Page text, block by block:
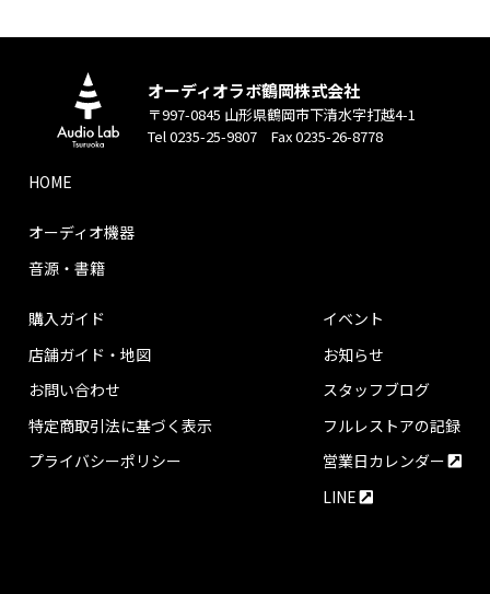
オーディオラボ鶴岡株式会社
〒997-0845 山形県鶴岡市下清水字打越4-1
Tel 0235-25-9807 Fax 0235-26-8778
HOME
オーディオ機器
音源・書籍
購入ガイド
店舗ガイド・地図
お問い合わせ
特定商取引法に基づく表示
プライバシーポリシー
イベント
お知らせ
スタッフブログ
フルレストアの記録
営業日カレンダー
LINE